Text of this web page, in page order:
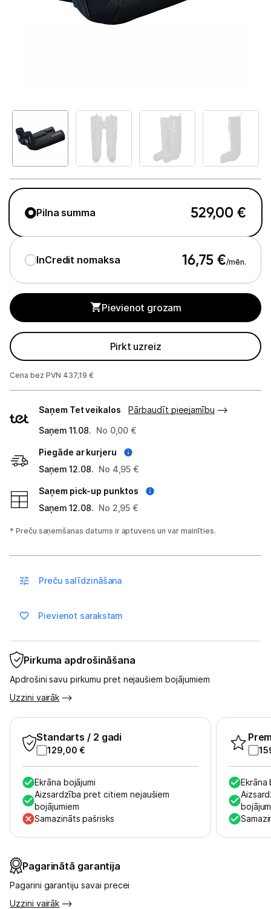
Telefoni, planšetdatori
Matu kopšana
Ķermeņa kopšana
Svari
Masāžas ierīces
Sejas kopšanas ierīces
Asinsspiediena mērītāji
Termometri
Piederumi sportam
Viedpulksteņi
Atpūta
Vēlmju saraksts
Piegāde un apmaksa
Tehnikas izvešana
Uzņēmumiem
Kontakti
Pilna summa 529,00 €
InCredit nomaksa 16,75 €/mēn.
Pievienot grozam
Pirkt uzreiz
Cena bez PVN 437,19 €
veidi
Saņem Tet veikalos
Pārbaudīt pieejamību
Saņem 11.08. No 0,00 €
Piegāde ar kurjeru
Saņem 12.08. No 4,95 €
Saņem pick-up punktos
Saņem 12.08. No 2,95 €
* Preču saņemšanas datums ir aptuvens un var mainīties.
Preču salīdzināšana
Pievienot sarakstam
Pirkuma apdrošināšana
Apdrošini savu pirkumu pret nejaušiem bojājumiem
Uzzini vairāk
Standarts / 2 gadi
129,00 €
Ekrāna bojājumi
Aizsardzība pret citiem nejaušiem
bojājumiem
Samazināts pašrisks
Ekrāna
Pagarinātā garantija
Pagarini garantiju savai precei
Uzzini vairāk